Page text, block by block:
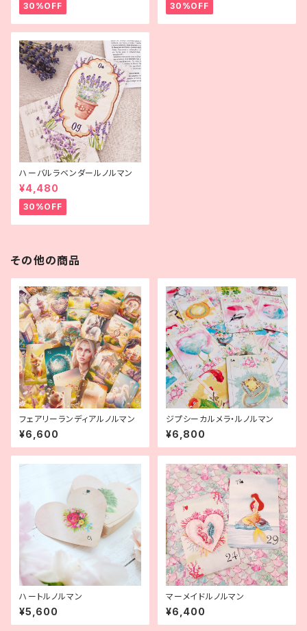
30%OFF 30%OFF
ハーバルラベンダールノルマン
¥4,480
30%OFF
その他の商品
フェアリーランディアルノルマン
¥6,600
ジプシーカルメラ・ルノルマン
¥6,800
ハートルノルマン
¥5,600
マーメイドルノルマン
¥6,400